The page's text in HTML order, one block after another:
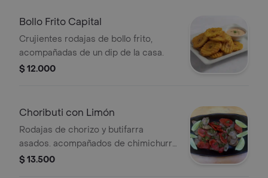
Bollo Frito Capital
Crujientes rodajas de bollo frito,
acompañadas de un dip de la casa.
$ 12.000
Choributi con Limón
Rodajas de chorizo y butifarra
asados. acompañados de chimichurri
y limón.
$ 13.500